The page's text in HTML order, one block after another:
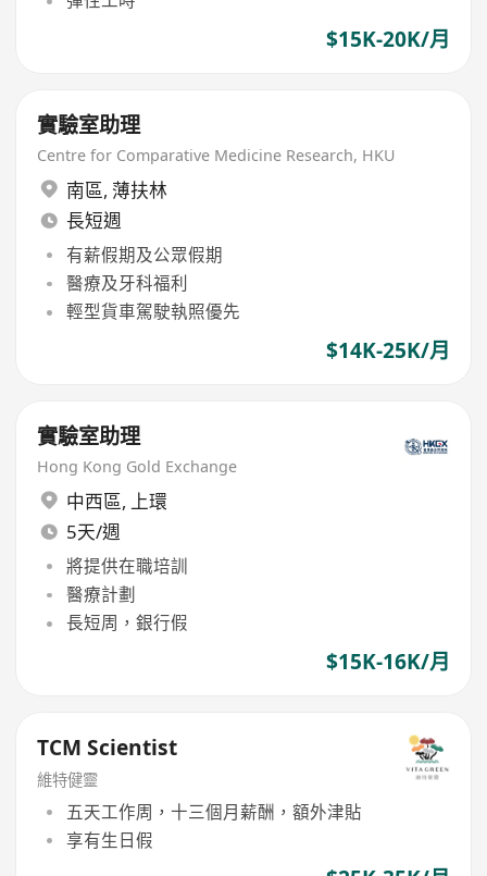
$15K-20K/月
實驗室助理
Centre for Comparative Medicine Research, HKU
南區, 薄扶林
長短週
有薪假期及公眾假期
醫療及牙科福利
輕型貨車駕駛執照優先
$14K-25K/月
實驗室助理
Hong Kong Gold Exchange
中西區, 上環
5天/週
將提供在職培訓
醫療計劃
長短周，銀行假
$15K-16K/月
TCM Scientist
維特健靈
五天工作周，十三個月薪酬，額外津貼
享有生日假